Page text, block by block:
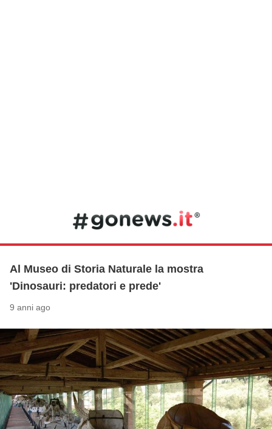
Al Museo di Storia Naturale la mostra
'Dinosauri: predatori e prede'
9 anni ago